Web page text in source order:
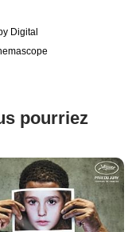
Digital
pourriez